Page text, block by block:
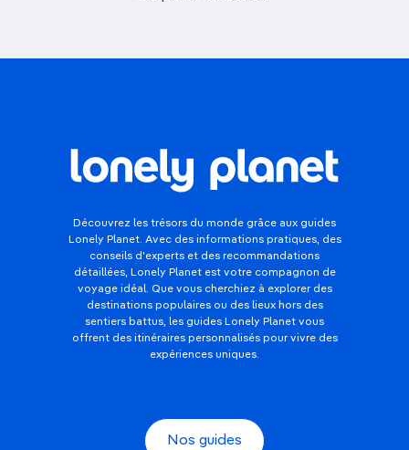
Découvrez les trésors du monde grâce aux guides
Lonely Planet. Avec des informations pratiques, des
conseils d'experts et des recommandations
détaillées, Lonely Planet est votre compagnon de
voyage idéal. Que vous cherchiez à explorer des
destinations populaires ou des lieux hors des
sentiers battus, les guides Lonely Planet vous
offrent des itinéraires personnalisés pour vivre des
expériences uniques.
Nos guides